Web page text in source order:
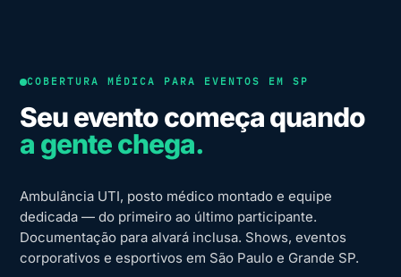
COBERTURA MÉDICA PARA EVENTOS EM SP
Seu evento começa quando
a gente chega.
Ambulância UTI, posto médico montado e equipe
dedicada — do primeiro ao último participante.
Documentação para alvará inclusa. Shows, eventos
corporativos e esportivos em São Paulo e Grande SP.